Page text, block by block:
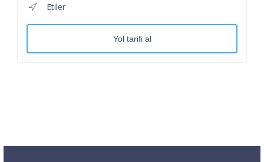
Etiler
Yol tarifi al